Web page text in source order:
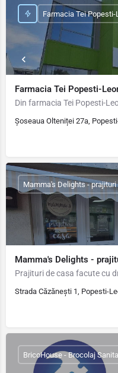
Farmacia Tei Popesti-
Șoseaua Olteniței 27a,
Farmacia Tei Popesti-
Mamma's Delights -
Prajituri de casa facute cu
Strada Căzănești 1, Popesti-
Mamma's Delights -
BricoHouse - Brocolaj